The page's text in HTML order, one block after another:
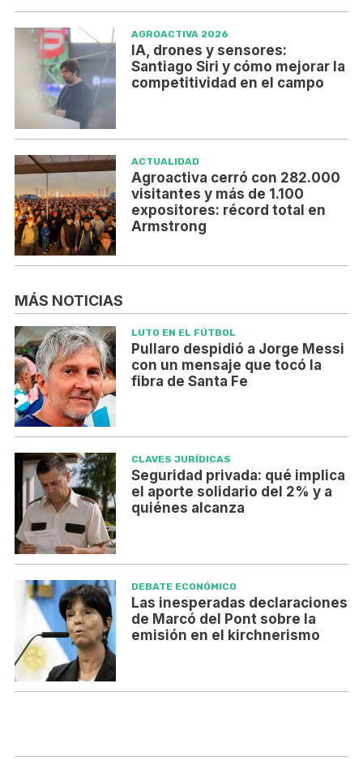
AGROACTIVA 2026
IA, drones y sensores:
Santiago Siri y cómo mejorar la
competitividad en el campo
ACTUALIDAD
Agroactiva cerró con 282.000
visitantes y más de 1.100
expositores: récord total en
Armstrong
MÁS NOTICIAS
LUTO EN EL FÚTBOL
Pullaro despidió a Jorge Messi
con un mensaje que tocó la
fibra de Santa Fe
CLAVES JURÍDICAS
Seguridad privada: qué implica
el aporte solidario del 2% y a
quiénes alcanza
DEBATE ECONÓMICO
Las inesperadas declaraciones
de Marcó del Pont sobre la
emisión en el kirchnerismo